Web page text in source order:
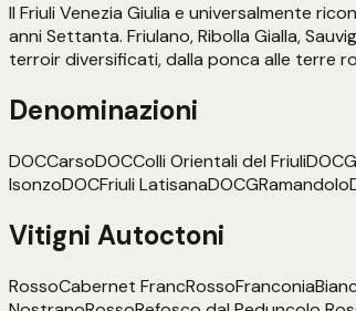
Il Friuli Venezia Giulia e universalmente
anni Settanta. Friulano, Ribolla Gialla,
terroir diversificati, dalla ponca alle terre
Denominazioni
DOCCarsoDOCColli Orientali del FriuliDOCG
IsonzoDOCFriuli LatisanaDOCGRamandolo
Vitigni Autoctoni
RossoCabernet FrancRossoFranconia